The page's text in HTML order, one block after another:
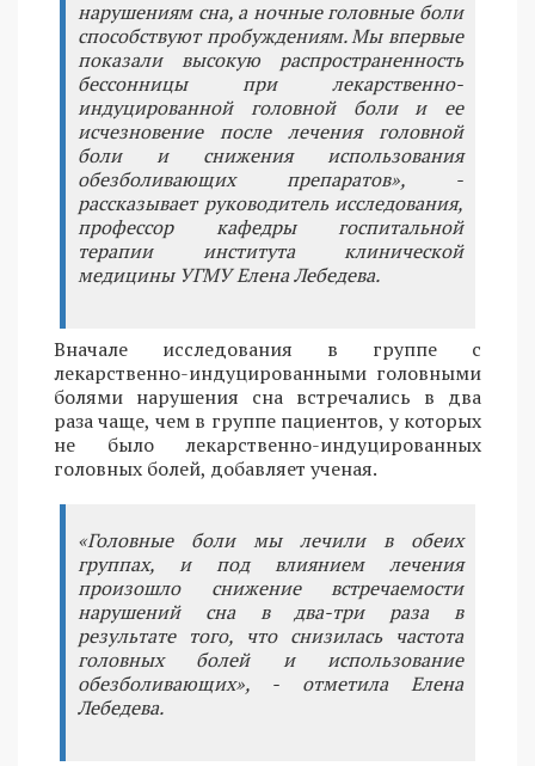
нарушениям сна, а ночные головные боли
способствуют пробуждениям. Мы впервые
показали высокую распространенность
бессонницы при лекарственно-
индуцированной головной боли и ее
исчезновение после лечения головной
боли и снижения использования
обезболивающих препаратов», -
рассказывает руководитель исследования,
профессор кафедры госпитальной
терапии института клинической
медицины УГМУ Елена Лебедева.
Вначале исследования в группе с
лекарственно-индуцированными головными
болями нарушения сна встречались в два
раза чаще, чем в группе пациентов, у которых
не было лекарственно-индуцированных
головных болей, добавляет ученая.
«Головные боли мы лечили в обеих
группах, и под влиянием лечения
произошло снижение встречаемости
нарушений сна в два-три раза в
результате того, что снизилась частота
головных болей и использование
обезболивающих», - отметила Елена
Лебедева.